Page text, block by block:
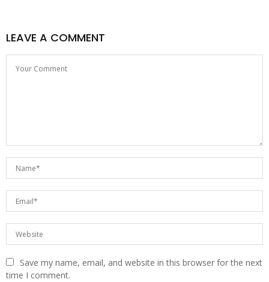
LEAVE A COMMENT
Save my name, email, and website in this browser for the next
time I comment.